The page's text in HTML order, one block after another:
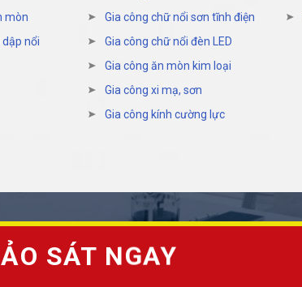
mòn
nổi
Gia công chữ nổi sơn tĩnh điện
Gia công chữ nổi đèn LED
Gia công ăn mòn kim loại
Gia công xi mạ, sơn
Gia công kính cường lực
SÁT NGAY